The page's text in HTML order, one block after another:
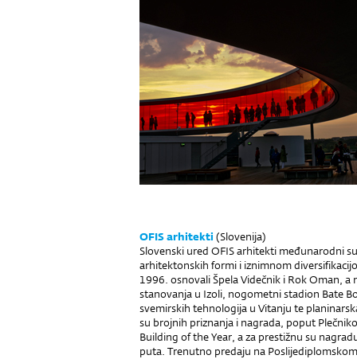
OFIS arhitekti (Slovenija)
Slovenski ured OFIS arhitekti međunarodni
arhitektonskih formi i iznimnom
1996. osnovali Špela Videčnik i Rok Oman,
stanovanja u Izoli, nogometni stadion Bate
svemirskih tehnologija u Vitanju te
su brojnih priznanja i nagrada, poput
Building of the Year, a za prestižnu su
puta. Trenutno predaju na